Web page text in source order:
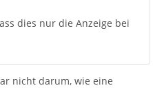
dies nur die Anzeige bei
nicht darum, wie eine